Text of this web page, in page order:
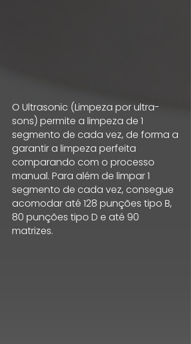
O Ultrasonic (Limpeza por ultra-
sons) permite a limpeza de 1
segmento de cada vez, de forma a
garantir a limpeza perfeita
comparando com o processo
manual. Para além de limpar 1
segmento de cada vez, consegue
acomodar até 128 punções tipo B,
80 punções tipo D e até 90
matrizes.